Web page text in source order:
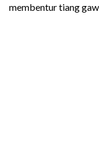
membentur tiang